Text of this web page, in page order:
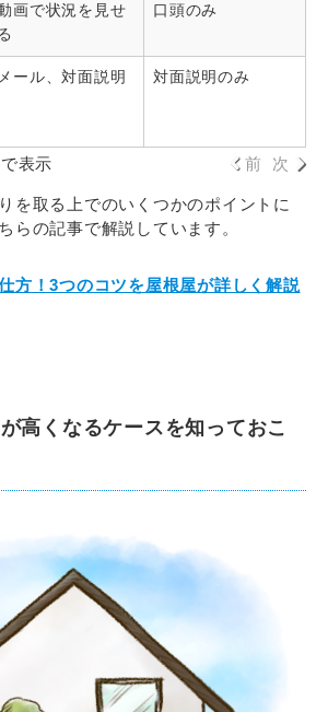
画で状況を見せ
口頭のみ
ール、対面説明 対面説明のみ
表示 前 次
を取る上でのいくつかのポイントに
らの記事で解説しています。
方！3つのコツを屋根屋が詳しく解説
高くなるケースを知っておこ